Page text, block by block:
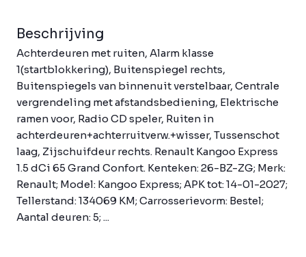
Beschrijving
Achterdeuren met ruiten, Alarm klasse
1(startblokkering), Buitenspiegel rechts,
Buitenspiegels van binnenuit verstelbaar, Centrale
vergrendeling met afstandsbediening, Elektrische
ramen voor, Radio CD speler, Ruiten in
achterdeuren+achterruitverw.+wisser, Tussenschot
laag, Zijschuifdeur rechts. Renault Kangoo Express
1.5 dCi 65 Grand Confort. Kenteken: 26-BZ-ZG; Merk:
Renault; Model: Kangoo Express; APK tot: 14-01-2027;
Tellerstand: 134069 KM; Carrosserievorm: Bestel;
Aantal deuren: 5; ...